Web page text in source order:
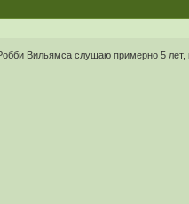
Вильямса слушаю примерно 5 лет,